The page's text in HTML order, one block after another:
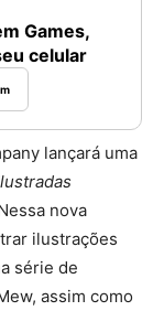
Games,
celular
lançará uma
nova
ilustrações
série de
assim como